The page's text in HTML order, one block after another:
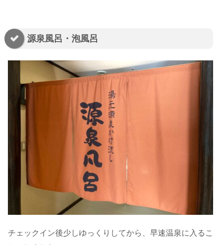
源泉風呂・泡風呂
チェックイン後少しゆっくりしてから、早速温泉に入るこ